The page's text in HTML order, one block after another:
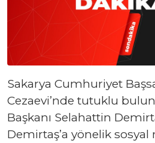
Sakarya Cumhuriyet
Cezaevi’nde tutuklu
Başkanı Selahattin
Demirtaş’a yönelik sosyal